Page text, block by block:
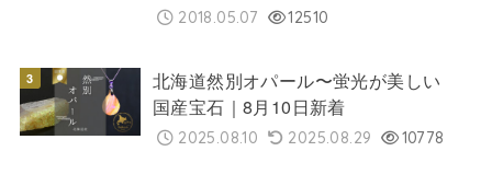
2018.05.07 12510
北海道然別オパール〜蛍光が美しい
国産宝石｜8月10日新着
2025.08.10 2025.08.29 10778